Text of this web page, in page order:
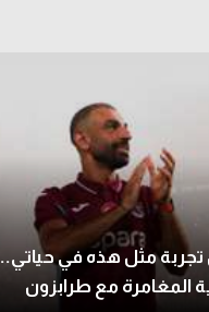
مثل هذه في حياتي..
المغامرة مع طرابزون